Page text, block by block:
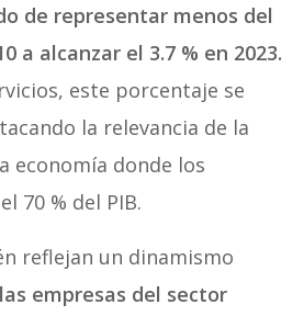
de representar menos del
a alcanzar el 3.7 % en 2023.
este porcentaje se
la relevancia de la
economía donde los
70 % del PIB.
reflejan un dinamismo
empresas del sector